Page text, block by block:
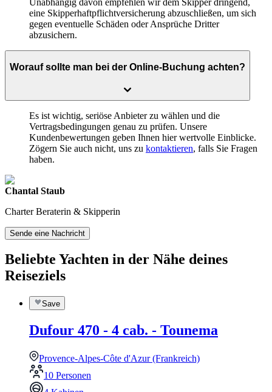
Unabhängig davon empfehlen wir dem Skipper dringend,
eine Skipperhaftpflichtversicherung abzuschließen, um sich
gegen eventuelle Schäden oder Ansprüche Dritter
abzusichern.
Worauf sollte man bei der Online-Buchung achten?
Es ist wichtig, seriöse Anbieter zu wählen und die
Vertragsbedingungen genau zu prüfen. Unsere
Kundenbewertungen geben Ihnen hier wertvolle Einblicke.
Zögern Sie auch nicht, uns zu kontaktieren, falls Sie Fragen
haben.
Chantal Staub
Charter Beraterin & Skipperin
Sende eine Nachricht
Beliebte Yachten in der Nähe deines
Reiseziels
Save
Dufour 470 - 4 cab. - Tounema
Provence-Alpes-Côte d'Azur (Frankreich)
10 Personen